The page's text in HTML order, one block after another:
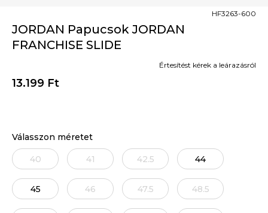
JORDAN Papucsok JORDAN
FRANCHISE SLIDE
HF3263-600
13.199 Ft
Értesítést kérek a leárazásról
Válasszon méretet
40 41 42.5 44
45 46 47.5 48.5